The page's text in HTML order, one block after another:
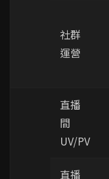
社群
運營
直播
間
UV/PV
直播